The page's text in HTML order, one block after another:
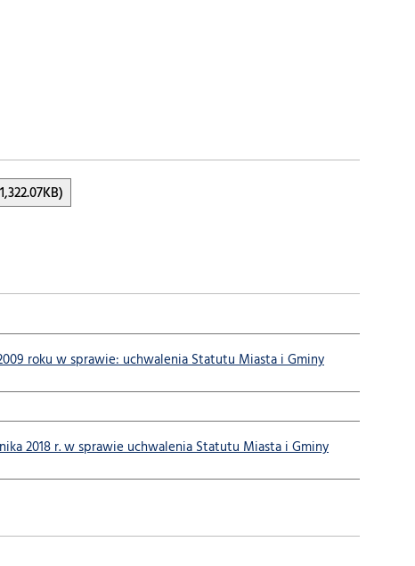
roku w sprawie: uchwalenia Statutu Miasta i Gminy
2018 r. w sprawie uchwalenia Statutu Miasta i Gminy